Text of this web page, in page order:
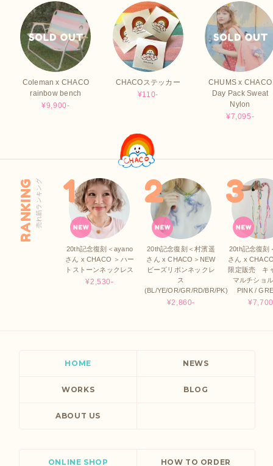
Coleman x CHACO
rainbow bench
¥9,900-
CHACOステッカー
¥110-
CHUMS x CHACO
Day Pack Sweat
Nylon
¥7,095-
RANKING売れ筋ランキング
20th記念復刻＜ayano
さん x CHACO ＞ハー
トストーンネックレス
¥2,530-
20th記念復刻＜村濱遥
さん x CHACO＞NEW
ビーズリボンネックレ
ス
(BL/YE/OR/GR/RD/BR/PK)
¥2,860-
20th記念復刻
さん x
限定販売 キ
マルチショ
PINK /
HOME NEWS
WORKS BLOG
ABOUT US
ONLINE SHOP HOW TO ORDER